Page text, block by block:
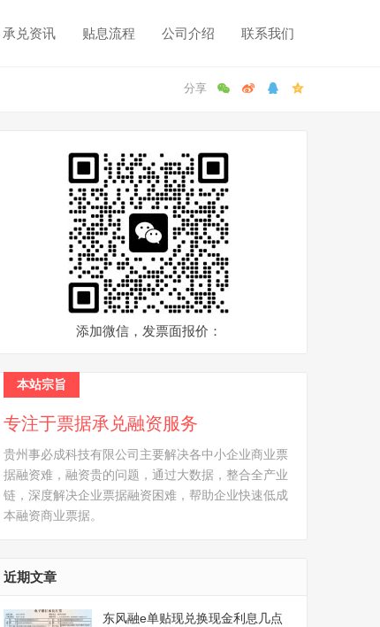
承兑资讯 贴息流程 公司介绍 联系我们
添加微信，发票面报价：
本站宗旨
专注于票据承兑融资服务
贵州事必成科技有限公司主要解决各中小企业商业票
据融资难，融资贵的问题，通过大数据，整合全产业
链，深度解决企业票据融资困难，帮助企业快速低成
本融资商业票据。
近期文章
东风融e单贴现兑换现金利息几点